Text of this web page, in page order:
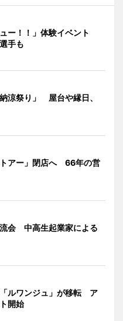
ー！！」体験イベント
手も
涼祭り」 屋台や縁日、
トアー」閉店へ 66年の営
会 中高生起業家による
ルワンジュ」が移転 ア
開始